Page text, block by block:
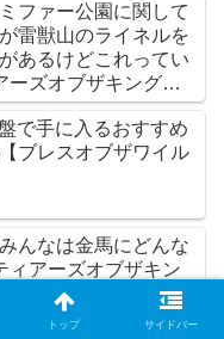
ファー公園に関して
雷獣山のライネルを
あるけどこれってい
ーズオブザキングダ
で手に入るおすすめ
ブレスオブザワイル
んなは金馬にどんな
ィアーズオブザキン
トップ サイドバー